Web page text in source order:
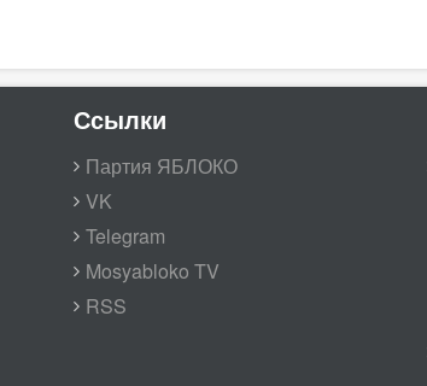
Ссылки
Партия ЯБЛОКО
VK
Telegram
Mosyabloko TV
RSS